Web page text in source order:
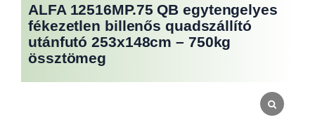
ALFA 12516MP.75 QB egytengelyes
fékezetlen billenős quadszállító
utánfutó 253x148cm – 750kg
össztömeg